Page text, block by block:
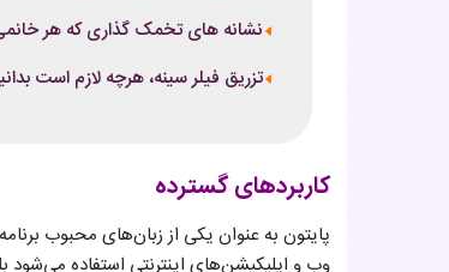
نشانه های تخمک گذاری که هر خانمی
تزریق فیلر سینه، هرچه لازم است
کاربرد‌های گسترده
پایتون به عنوان یکی از زبان‌های محبوب
وب و اپلیکیشن‌های اینترنتی استفاده می‌شود